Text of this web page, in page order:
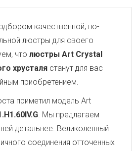
качественной, по-
люстры для своего
что люстры Art Crystal
хрусталя станут для вас
приобретением.
приметил модель Art
. Мы предлагаем
детальнее. Великолепный
соединения отточенных